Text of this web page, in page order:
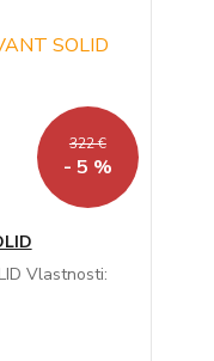
322 €
- 5 %
Vlastnosti: